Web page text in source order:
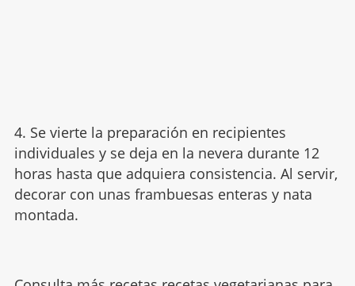
4. Se vierte la preparación en recipientes
individuales y se deja en la nevera durante 12
horas hasta que adquiera consistencia. Al servir,
decorar con unas frambuesas enteras y nata
montada.